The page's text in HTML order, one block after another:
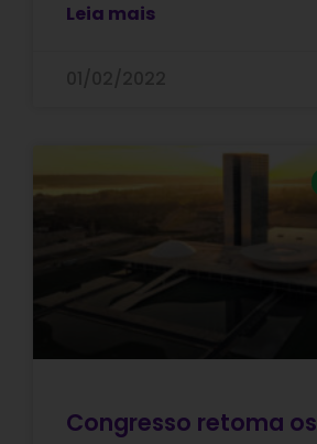
Leia mais
Congresso retoma os